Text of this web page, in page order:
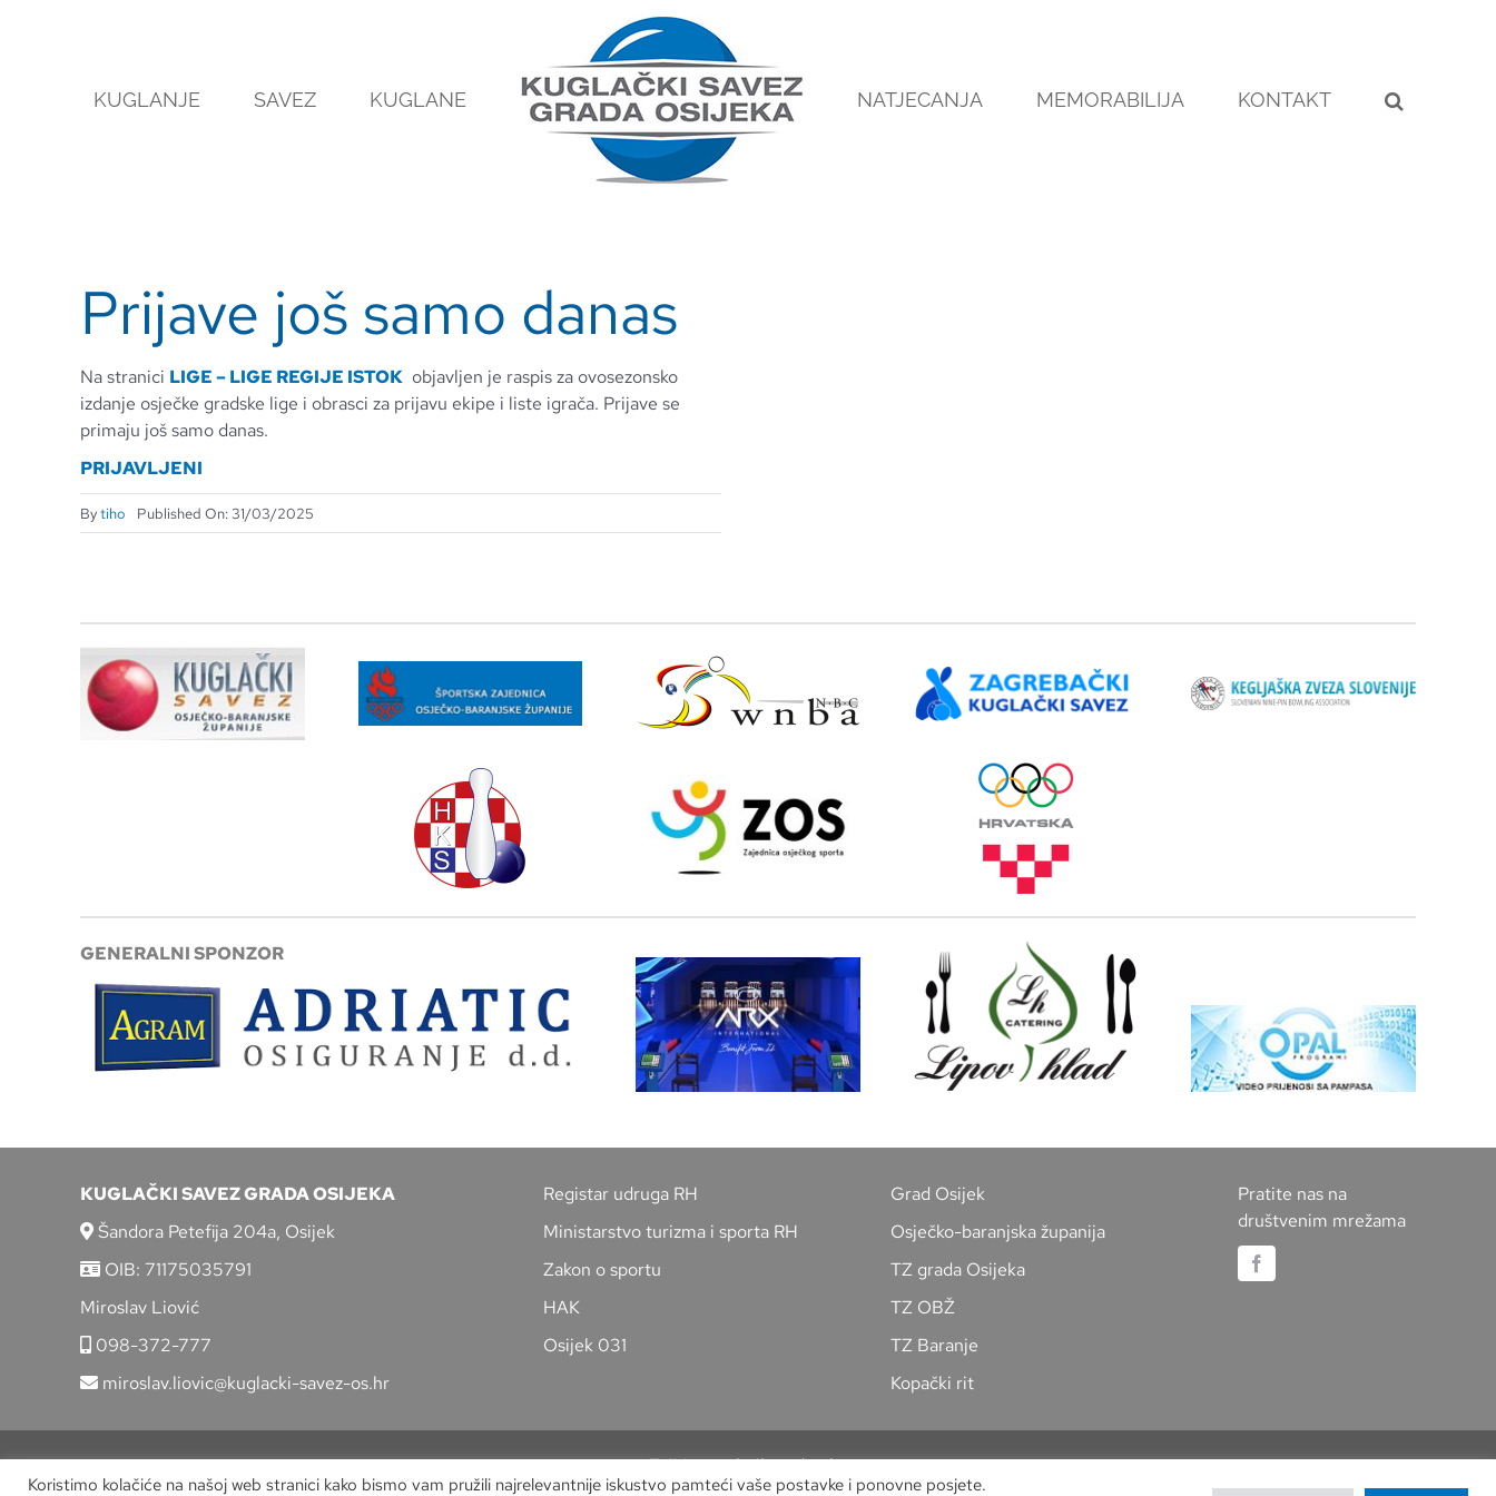
KUGLANJE
SAVEZ KUGLANE NATJECANJA MEMORABILIJA KONTAKT
Prijave još samo danas
Na stranici LIGE – LIGE REGIJE ISTOKobjavljen je raspis za ovosezonsko
izdanje osječke gradske lige i obrasci za prijavu ekipe i liste igrača. Prijave se
primaju još samo danas.
PRIJAVLJENI
Bytiho Published On: 31/03/2025
GENERALNI SPONZOR
KUGLAČKI SAVEZ GRADA OSIJEKA
Šandora Petefija 204a, Osijek
OIB: 71175035791
Miroslav Liović
098-372-777
miroslav.liovic@kuglacki-savez-os.hr
Registar udruga RH
Ministarstvo turizma i sporta RH
Zakon o sportu
HAK
Osijek 031
Grad Osijek
Osječko-baranjska županija
TZ grada Osijeka
TZ OBŽ
TZ Baranje
Kopački rit
Pratite nas na
društvenim mrežama
Zaštita osobnih podataka
Koristimo kolačiće na našoj web stranici kako bismo vam pružili najrelevantnije iskustvo pamteći vaše postavke i ponovne posjete.